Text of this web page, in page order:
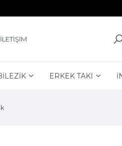
İLETİŞİM
ERKEK TAKI